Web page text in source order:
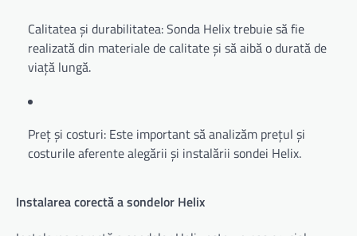
Calitatea și durabilitatea: Sonda Helix trebuie să fie
realizată din materiale de calitate și să aibă o durată de
viață lungă.
Preț și costuri: Este important să analizăm prețul și
costurile aferente alegării și instalării sondei Helix.
Instalarea corectă a sondelor Helix